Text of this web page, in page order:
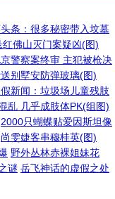
条：很多秘密带入坟墓
佛山灭门案疑凶(图)
警察案终审 主犯被枪决
别墅安防弹玻璃(图)
新闻：垃圾场儿童残肢
乱 几乎成肢体PK(组图)
2000只蝴蝶贴爱因斯坦像
尚雯婕客串穆桂英(图)
野外丛林赤裸姐妹花
谜 岳飞神话的虚假之处